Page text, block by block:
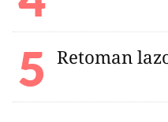
Retoman